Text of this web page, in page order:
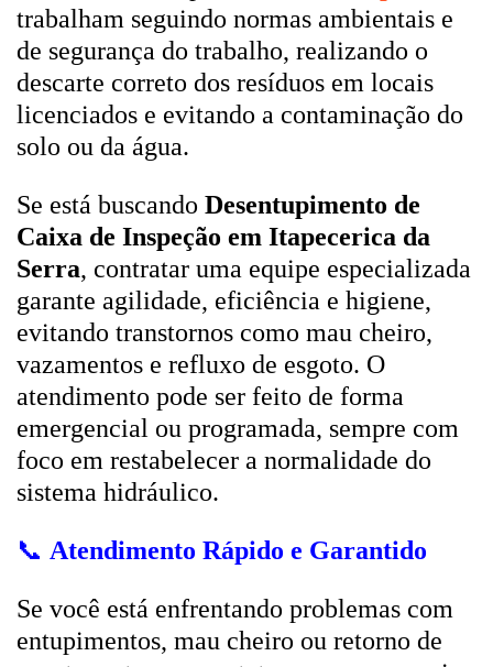
trabalham seguindo normas ambientais e
de segurança do trabalho, realizando o
descarte correto dos resíduos em locais
licenciados e evitando a contaminação do
solo ou da água.
Se está buscando Desentupimento de
Caixa de Inspeção em Itapecerica da
Serra, contratar uma equipe especializada
garante agilidade, eficiência e higiene,
evitando transtornos como mau cheiro,
vazamentos e refluxo de esgoto. O
atendimento pode ser feito de forma
emergencial ou programada, sempre com
foco em restabelecer a normalidade do
sistema hidráulico.
📞 Atendimento Rápido e Garantido
Se você está enfrentando problemas com
entupimentos, mau cheiro ou retorno de